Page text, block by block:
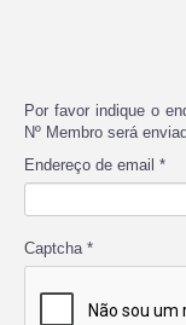
Por favor indique o
Nº Membro será
Endereço de email *
Captcha *